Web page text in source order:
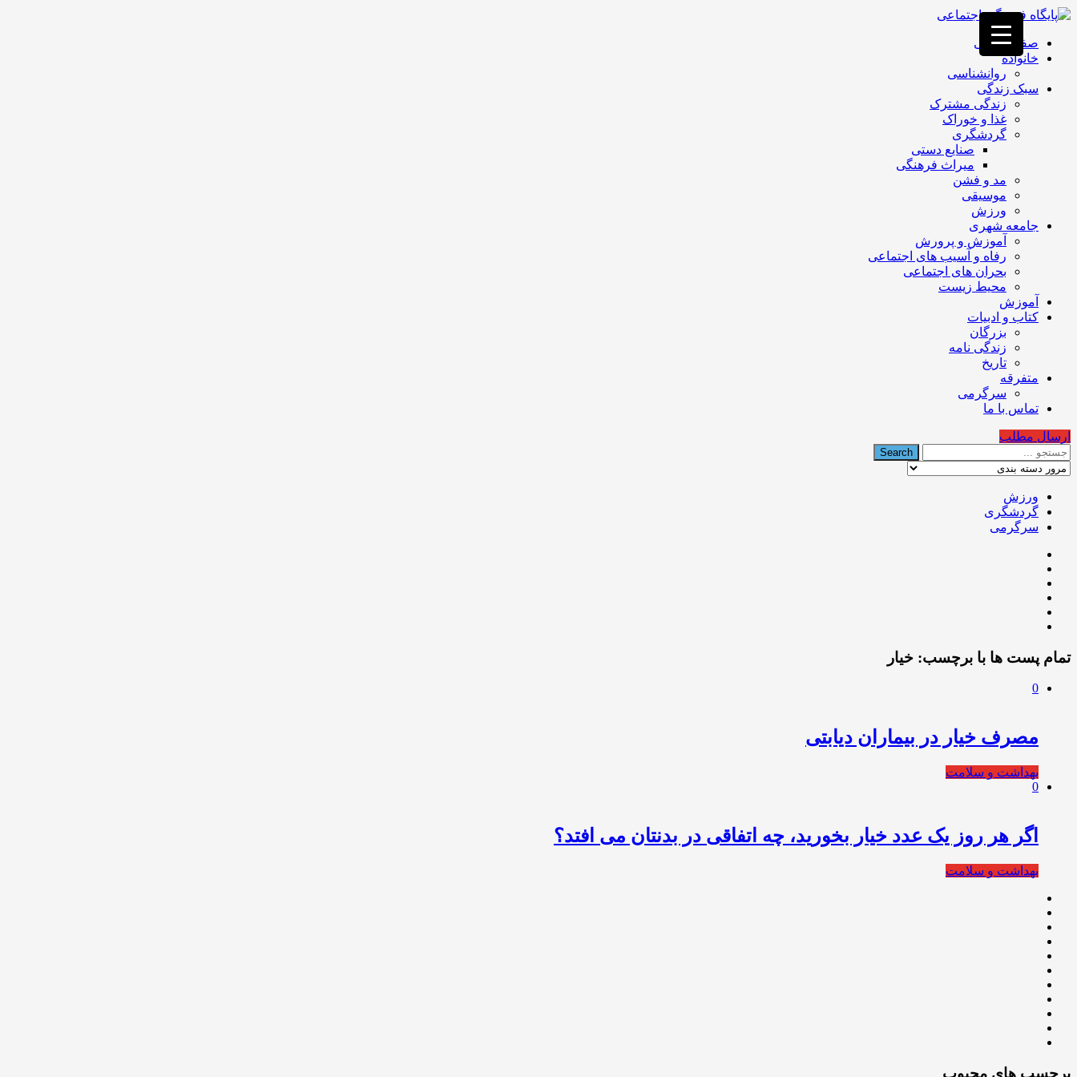
فصد
غرب
تهران
خشکشویی
تصفیه
تهران
صفحه اصلی
خانواده
روانشناسی
سبک زندگی
زندگی مشترک
غذا و خوراک
گردشگری
صنایع دستی
میراث فرهنگی
مد و فشن
موسیقی
ورزش
جامعه شهری
آموزش و پرورش
رفاه و آسیب های اجتماعی
بحران های اجتماعی
محیط زیست
آموزش
کتاب و ادبیات
بزرگان
زندگی نامه
تاریخ
متفرقه
سرگرمی
تماس با ما
ارسال مطلب
ورزش
گردشگری
سرگرمی
تمام پست ها با برچسب: خیار
0
مصرف خیار در بیماران دیابتی
بهداشت و سلامت
0
اگر هر روز یک عدد خیار بخورید، چه اتفاقی در بدنتان می افتد؟
بهداشت و سلامت
برچسب های محبوب